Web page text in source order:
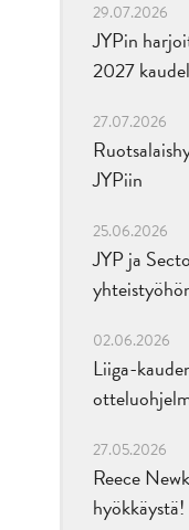
29.07.2026
JYPin
2027
27.07.2026
JYPiin
25.06.2026
JYP ja
02.06.2026
Liiga-
27.05.2026
Reece
hyökkäystä!